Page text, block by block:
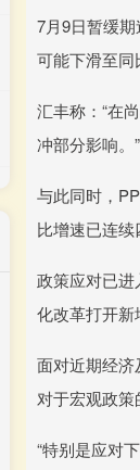
7月9日暂缓
可能下滑至同
汇丰称：“在
冲部分影响。”
与此同时，
比增速已连续
政策应对已
化改革打开新
面对近期经
对于宏观政策
“特别是应对